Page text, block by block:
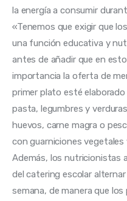
la energía a consumir
«Tenemos que exigir que
una función educativa y
antes de añadir que en
importancia la oferta de
primer plato esté
pasta, legumbres y
huevos, carne magra o
con guarniciones
Además, los nutricionistas
del catering escolar
semana, de manera que